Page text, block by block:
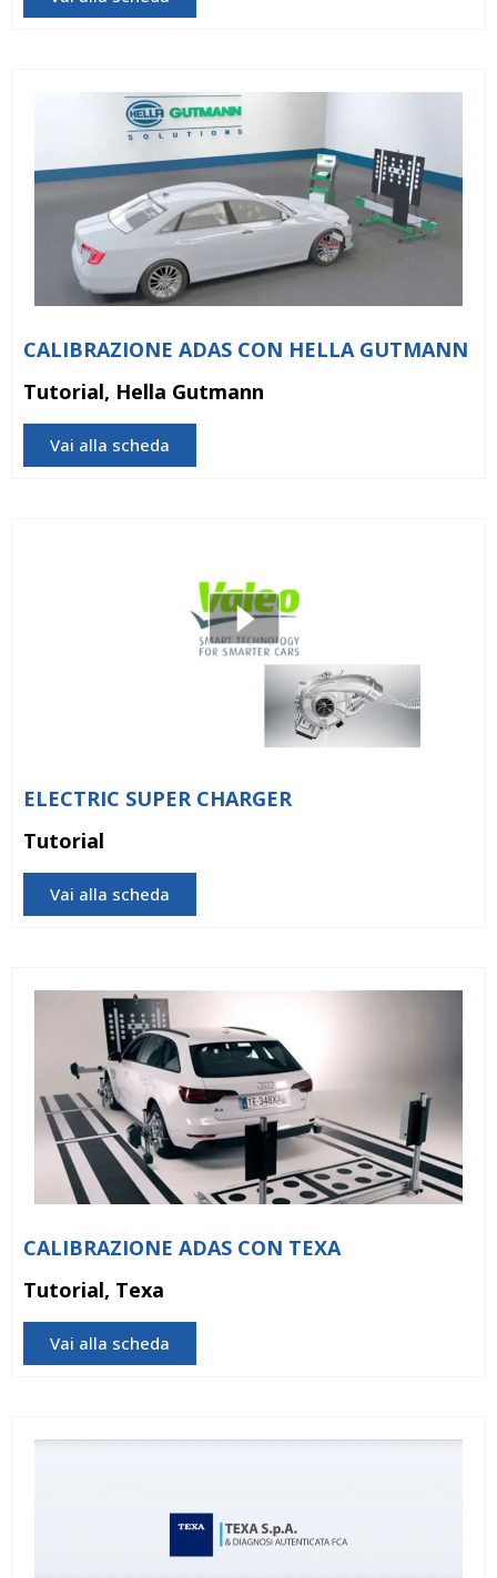
CALIBRAZIONE ADAS CON HELLA GUTMANN
Tutorial, Hella Gutmann
Vai alla scheda
ELECTRIC SUPER CHARGER
Tutorial
Vai alla scheda
CALIBRAZIONE ADAS CON TEXA
Tutorial, Texa
Vai alla scheda